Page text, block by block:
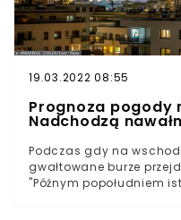
19.03.2022 08:55
Prognoza pogody
Nadchodzą
Podczas gdy na
gwałtowane burze
"Późnym popołudniem